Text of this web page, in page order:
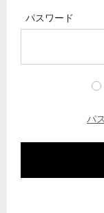
パスワード
パ